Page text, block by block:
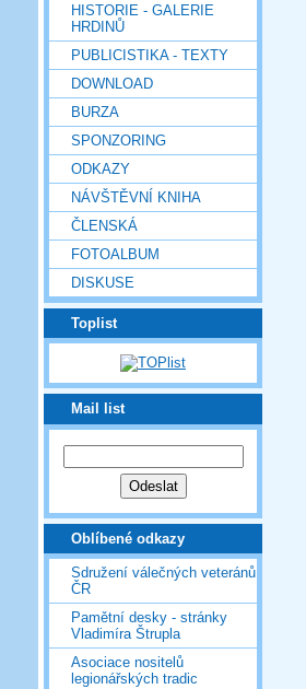
HISTORIE - GALERIE
HRDINŮ
PUBLICISTIKA - TEXTY
DOWNLOAD
BURZA
SPONZORING
ODKAZY
NÁVŠTĚVNÍ KNIHA
ČLENSKÁ
FOTOALBUM
DISKUSE
Toplist
Mail list
Oblíbené odkazy
Sdružení válečných veteránů
ČR
Pamětní desky - stránky
Vladimíra Štrupla
Asociace nositelů
legionářských tradic